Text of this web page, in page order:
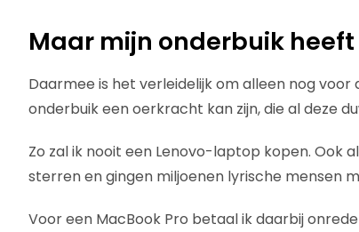
Maar mijn onderbuik
Daarmee is het verleidelijk om alleen nog
onderbuik een oerkracht kan zijn, die al deze
Zo zal ik nooit een Lenovo-laptop kopen. Ook
sterren en gingen miljoenen lyrische mensen
Voor een MacBook Pro betaal ik daarbij